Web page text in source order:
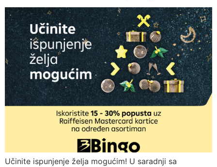
Učinite ispunjenje želja mogućim! U saradnji sa